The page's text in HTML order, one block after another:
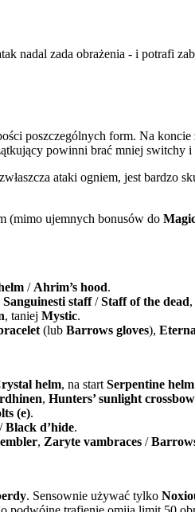
nadal zada obrażenia - i potrafi
poszczególnych form. Na
powinni brać mniej switchy i
ataki ogniem, jest bardzo
(mimo ujemnych bonusów do
/ Ahrim’s hood.
Sanguinesti staff/Staff of the dead
, taniej Mystic.
(lub Barrows gloves),
helm, na start Serpentine helm
, Hunters’ sunlight crossbow
(e).
/Black d’hide.
, Zaryte vambraces /
. Sensownie używać tylko